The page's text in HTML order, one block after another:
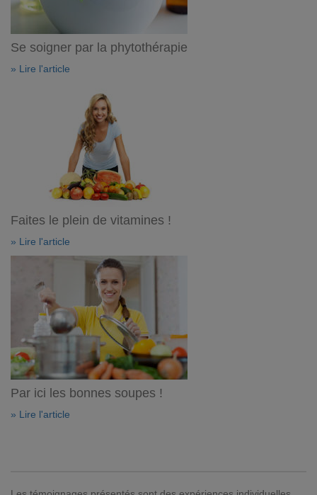
Se soigner par la phytothérapie
» Lire l'article
Faites le plein de vitamines !
» Lire l'article
Par ici les bonnes soupes !
» Lire l'article